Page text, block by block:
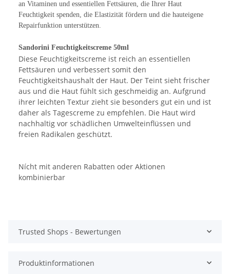
an Vitaminen und essentiellen Fettsäuren, die Ihrer Haut
Feuchtigkeit spenden, die Elastizität fördern und die hauteigene
Repairfunktion unterstützen.
Sandorini Feuchtigkeitscreme 50ml
Diese Feuchtigkeitscreme ist reich an essentiellen
Fettsäuren und verbessert somit den
Feuchtigkeitshaushalt der Haut. Der Teint sieht frischer
aus und die Haut fühlt sich geschmeidig an. Aufgrund
ihrer leichten Textur zieht sie besonders gut ein und ist
daher als Tagescreme zu empfehlen. Die Haut wird
nachhaltig vor schädlichen Umwelteinflüssen und
freien Radikalen geschützt.
Nícht mit anderen Rabatten oder Aktionen
kombinierbar
Trusted Shops - Bewertungen
Produktinformationen